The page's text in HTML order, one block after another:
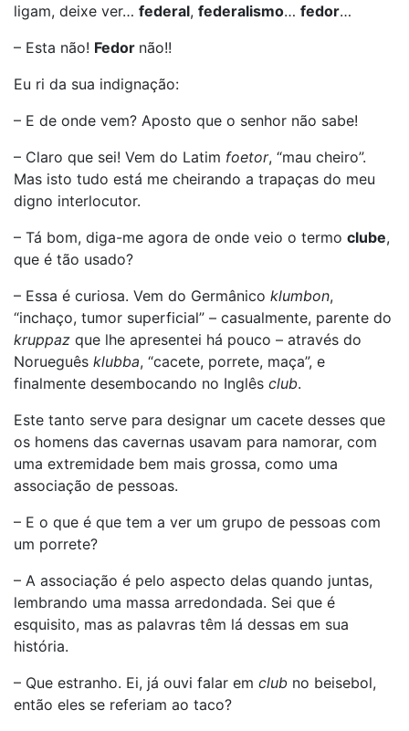
ligam, deixe ver… federal, federalismo… fedor…
– Esta não! Fedor não!!
Eu ri da sua indignação:
– E de onde vem? Aposto que o senhor não sabe!
– Claro que sei! Vem do Latim foetor, “mau cheiro”.
Mas isto tudo está me cheirando a trapaças do meu
digno interlocutor.
– Tá bom, diga-me agora de onde veio o termo clube,
que é tão usado?
– Essa é curiosa. Vem do Germânico klumbon,
“inchaço, tumor superficial” – casualmente, parente do
kruppaz que lhe apresentei há pouco – através do
Norueguês klubba, “cacete, porrete, maça”, e
finalmente desembocando no Inglês club.
Este tanto serve para designar um cacete desses que
os homens das cavernas usavam para namorar, com
uma extremidade bem mais grossa, como uma
associação de pessoas.
– E o que é que tem a ver um grupo de pessoas com
um porrete?
– A associação é pelo aspecto delas quando juntas,
lembrando uma massa arredondada. Sei que é
esquisito, mas as palavras têm lá dessas em sua
história.
– Que estranho. Ei, já ouvi falar em club no beisebol,
então eles se referiam ao taco?